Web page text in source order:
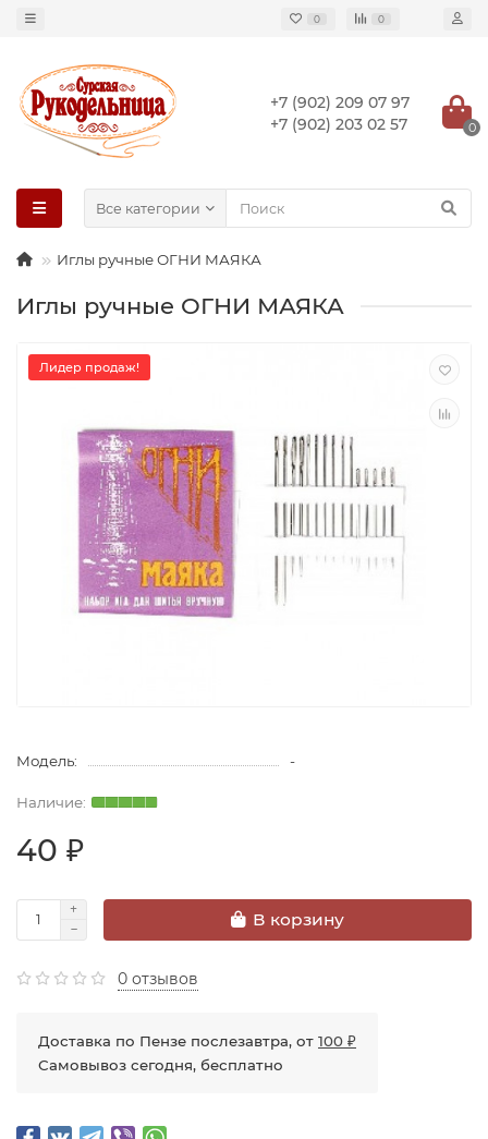
0 0
+7 (902) 209 07 97
+7 (902) 203 02 57
0
Все категории
Иглы ручные ОГНИ МАЯКА
Иглы ручные ОГНИ МАЯКА
Лидер продаж!
Модель: -
40 ₽
В корзину
0 отзывов
Доставка по Пензе послезавтра, от 100 ₽
Самовывоз сегодня, бесплатно